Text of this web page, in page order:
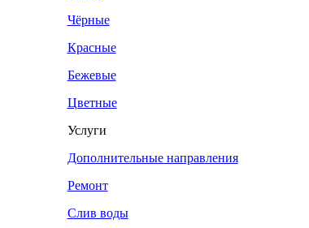
Чёрные
Красные
Бежевые
Цветные
Услуги
Дополнительные направления
Ремонт
Слив воды